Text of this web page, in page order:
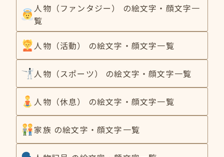
人物（ファンタジー） の絵文字・顔文字一
覧
人物（活動） の絵文字・顔文字一覧
人物（スポーツ） の絵文字・顔文字一覧
人物（休息） の絵文字・顔文字一覧
家族 の絵文字・顔文字一覧